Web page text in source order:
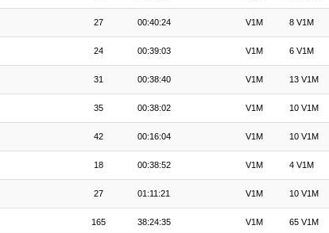
27 00:40:24 V1M 8 V1M
24 00:39:03 V1M 6 V1M
31 00:38:40 V1M 13 V1M
35 00:38:02 V1M 10 V1M
42 00:16:04 V1M 10 V1M
18 00:38:52 V1M 4 V1M
27 01:11:21 V1M 10 V1M
165 38:24:35 V1M 65 V1M